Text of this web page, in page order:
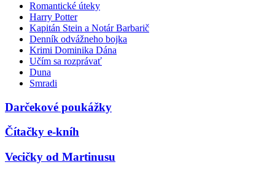
Romantické úteky
Harry Potter
Kapitán Stein a Notár Barbarič
Denník odvážneho bojka
Krimi Dominika Dána
Učím sa rozprávať
Duna
Smradi
Darčekové poukážky
Čítačky e-kníh
Vecičky od Martinusu